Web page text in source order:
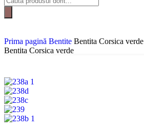
Prima pagină Bentite Bentita Corsica verde
Bentita Corsica verde